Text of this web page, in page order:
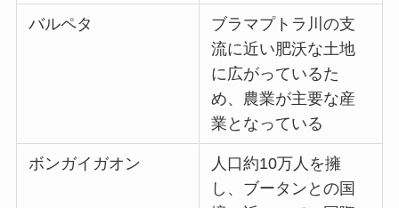
バルペタ
ブラマプトラ川の支
流に近い肥沃な土地
に広がっているた
め、農業が主要な産
業となっている
ボンガイガオン
人口約10万人を擁
し、ブータンとの国